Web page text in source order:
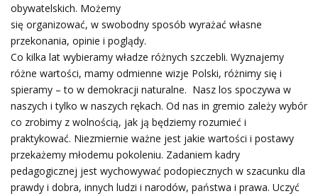
obywatelskich. Możemy
się organizować, w swobodny sposób wyrażać własne
przekonania, opinie i poglądy.
Co kilka lat wybieramy władze różnych szczebli. Wyznajemy
różne wartości, mamy odmienne wizje Polski, różnimy się i
spieramy – to w demokracji naturalne. Nasz los spoczywa w
naszych i tylko w naszych rękach. Od nas in gremio zależy wybór
co zrobimy z wolnością, jak ją będziemy rozumieć i
praktykować. Niezmiernie ważne jest jakie wartości i postawy
przekażemy młodemu pokoleniu. Zadaniem kadry
pedagogicznej jest wychowywać podopiecznych w szacunku dla
prawdy i dobra, innych ludzi i narodów, państwa i prawa. Uczyć